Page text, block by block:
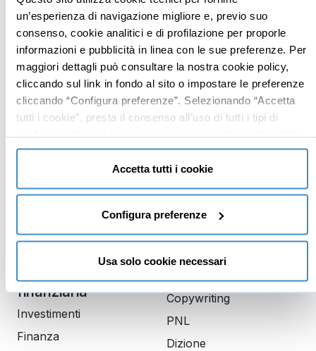
un’esperienza di navigazione migliore e, previo suo
consenso, cookie analitici e di profilazione per proporle
informazioni e pubblicità in linea con le sue preferenze. Per
maggiori dettagli può consultare la nostra cookie policy,
cliccando sul link in fondo al sito o impostare le preferenze
cliccando “Configura preferenze”. Selezionando “Accetta
tutti i cookie”, presta il consenso all’uso di tutti i tipi di
cookie mentre può revocare il consenso cliccando su “Usa
solo cookie necessari” e saranno attivati i soli cookie
tecnici necessari al corretto funzionamento del sito.
Accetta tutti i cookie
Configura preferenze
Usa solo cookie necessari
Business
Mindset imprenditoriale
Imprenditoria
Risorse Umane
Vendita
Branding
Leadership
Business management
Marketing
Gestione aziendale
Digital marketing
Seo
Social media manager
E-commerce
Google
Data analyst
Educazione
finanziaria
Investimenti
Finanza
Comunicazione
Copywriting
PNL
Dizione